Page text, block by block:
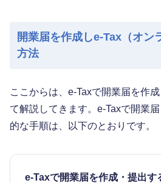
開業届を作成しe-Tax（オン
方法
ここからは、e-Taxで開業届を作
て解説してきます。e-Taxで開業
的な手順は、以下のとおりです。
e-Taxで開業届を作成・提出す